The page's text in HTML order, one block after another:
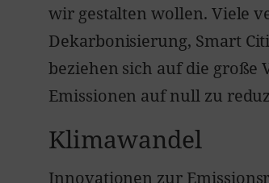
wir gestalten wollen. Viele
Dekarbonisierung, Smart
beziehen sich auf die große
Emissionen auf null zu
Klimawandel
Innovationen zur